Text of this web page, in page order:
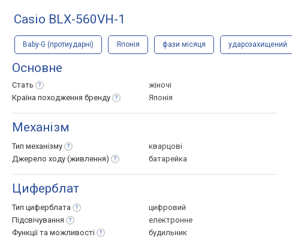
Casio BLX-560VH-1
Baby-G (протиударні) Японія фази місяця ударозахищений
Основне
Стать
жіночі
Країна походження бренду Японія
Механізм
Тип механізму
кварцові
Джерело ходу (живлення) батарейка
Циферблат
Тип циферблата
цифровий
Підсвічування
електронне
Функції та можливості
будильник